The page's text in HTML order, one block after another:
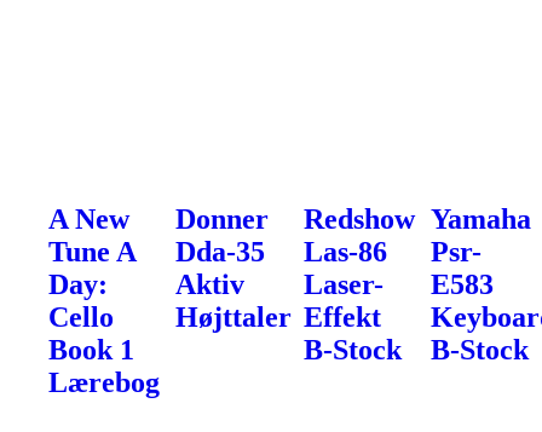
A New
Tune A
Day:
Cello
Book 1
Lærebog
Donner
Dda-35
Aktiv
Højttaler
Redshow
Las-86
Laser-
Effekt
B-Stock
Yamaha
Psr-
E583
B-Stock